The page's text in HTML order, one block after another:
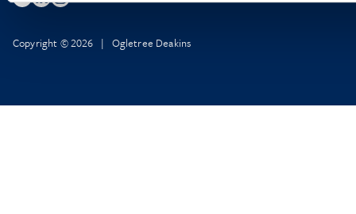
Copyright © 2026 | Ogletree Deakins